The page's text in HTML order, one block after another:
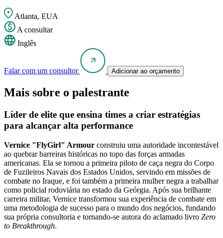
Atlanta, EUA
A consultar
Inglês
Falar com um consultor Adicionar ao orçamento
Mais sobre o palestrante
Líder de elite que ensina times a criar estratégias
para alcançar alta performance
Vernice "FlyGirl" Armour construiu uma autoridade incontestável
ao quebrar barreiras históricas no topo das forças armadas
americanas. Ela se tornou a primeira piloto de caça negra do Corpo
de Fuzileiros Navais dos Estados Unidos, servindo em missões de
combate no Iraque, e foi também a primeira mulher negra a trabalhar
como policial rodoviária no estado da Geórgia. Após sua brilhante
carreira militar, Vernice transformou sua experiência de combate em
uma metodologia de sucesso para o mundo dos negócios, fundando
sua própria consultoria e tornando-se autora do aclamado livro Zero
to Breakthrough.